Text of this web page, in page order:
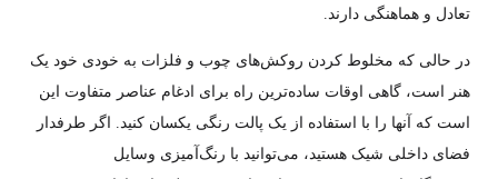
تعادل و هماهنگی دارند.
در حالی که مخلوط کردن روکش‌های چوب و فلزات به خودی خود یک
هنر است، گاهی اوقات ساده‌ترین راه برای ادغام عناصر متفاوت این
است که آنها را با استفاده از یک پالت رنگی یکسان کنید. اگر طرفدار
فضای داخلی شیک هستید، می‌توانید با رنگ‌آمیزی وسایل